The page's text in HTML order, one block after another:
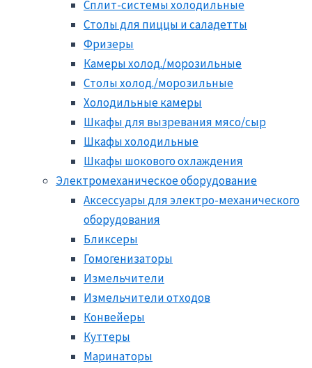
Сплит-системы холодильные
Столы для пиццы и саладетты
Фризеры
Камеры холод./морозильные
Столы холод./морозильные
Холодильные камеры
Шкафы для вызревания мясо/сыр
Шкафы холодильные
Шкафы шокового охлаждения
Электромеханическое оборудование
Аксессуары для электро-механического
оборудования
Бликсеры
Гомогенизаторы
Измельчители
Измельчители отходов
Конвейеры
Куттеры
Маринаторы